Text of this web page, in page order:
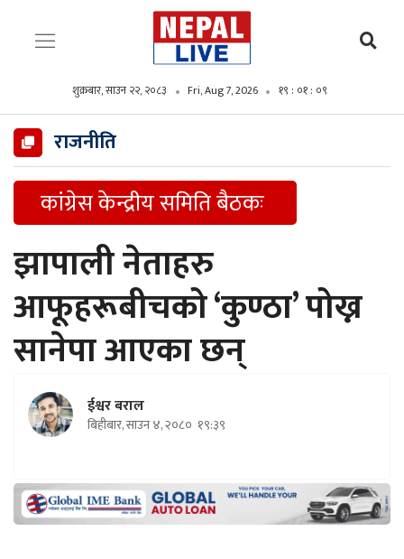
शुक्रबार, साउन २२, २०८३ Fri, Aug 7, 2026 १९ : ०१ : १०
राजनीति
कांग्रेस केन्द्रीय समिति बैठकः
झापाली नेताहरु
आफूहरूबीचको ‘कुण्ठा’ पोख्न
सानेपा आएका छन्
ईश्वर बराल
बिहीबार, साउन ४, २०८० १९:३९